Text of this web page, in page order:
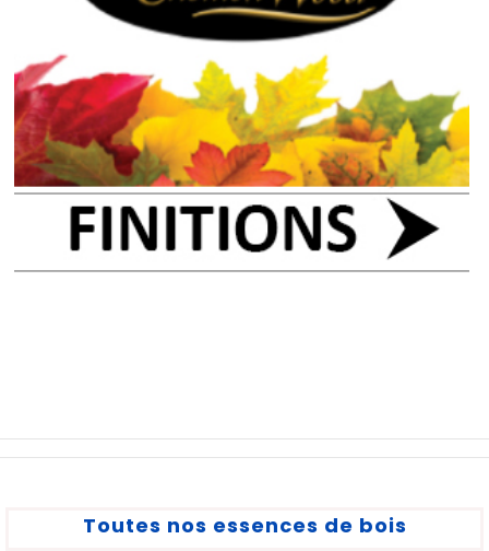
Toutes nos essences de bois